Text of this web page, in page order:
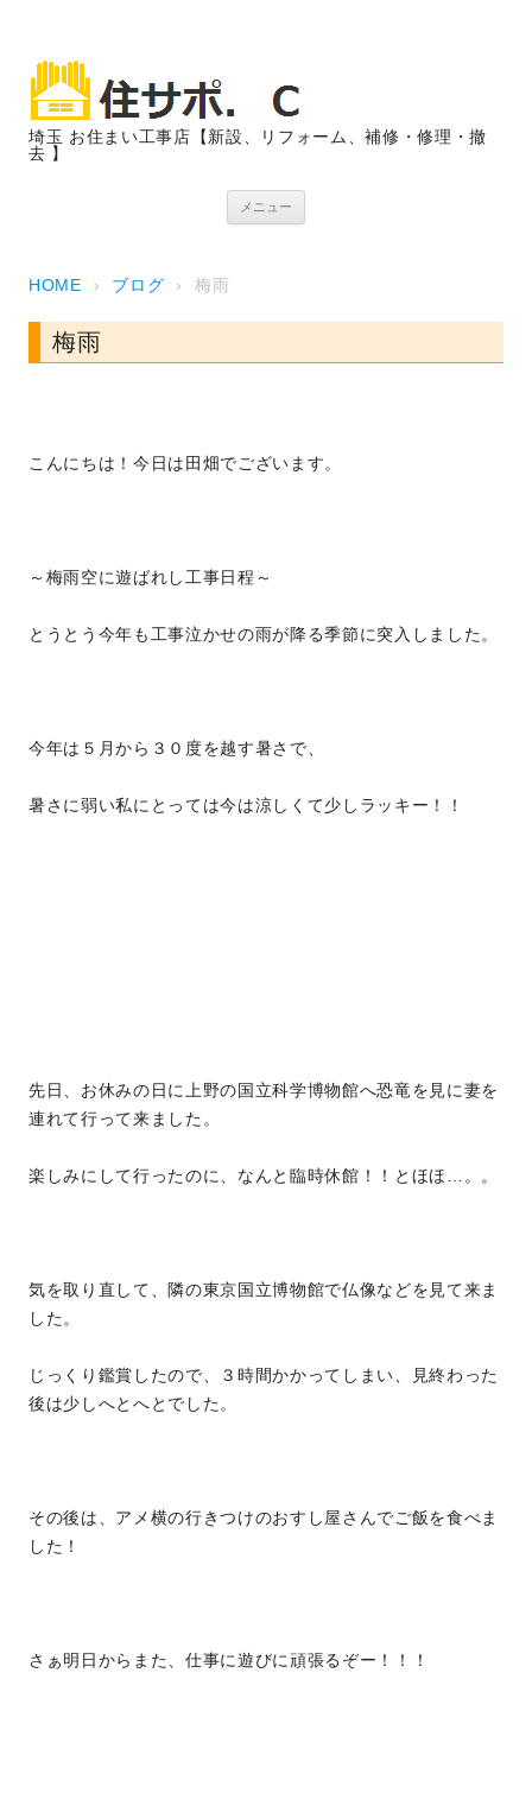
埼玉 お住まい工事店【新設、リフォーム、補修・修理・撤
去 】
メニュー
HOME › ブログ › 梅雨
梅雨
こんにちは！今日は田畑でございます。
～梅雨空に遊ばれし工事日程～
とうとう今年も工事泣かせの雨が降る季節に突入しました。
今年は５月から３０度を越す暑さで、
暑さに弱い私にとっては今は涼しくて少しラッキー！！
先日、お休みの日に上野の国立科学博物館へ恐竜を見に妻を
連れて行って来ました。
楽しみにして行ったのに、なんと臨時休館！！とほほ…。。
気を取り直して、隣の東京国立博物館で仏像などを見て来ま
した。
じっくり鑑賞したので、３時間かかってしまい、見終わった
後は少しへとへとでした。
その後は、アメ横の行きつけのおすし屋さんでご飯を食べま
した！
さぁ明日からまた、仕事に遊びに頑張るぞー！！！